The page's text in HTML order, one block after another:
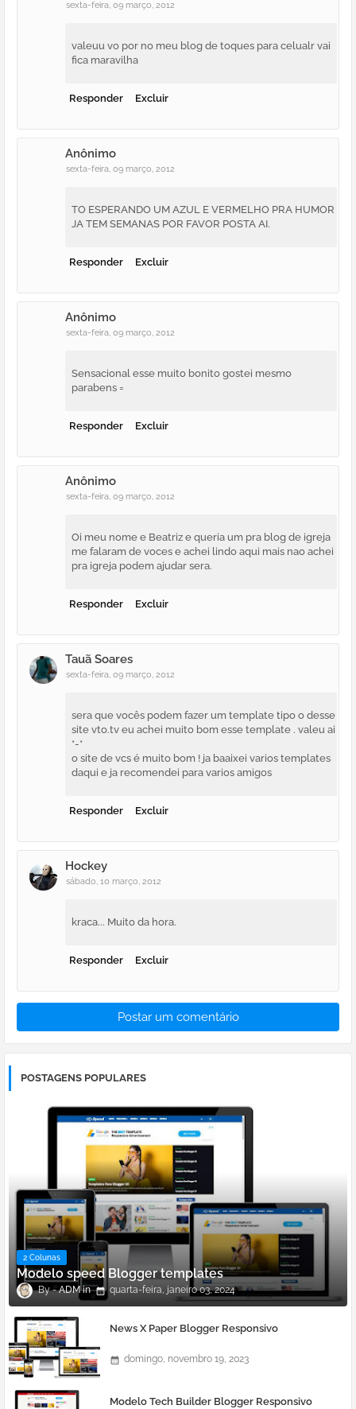
sexta-feira, 09 março, 2012
valeuu vo por no meu blog de toques para celualr vai
fica maravilha
Responder Excluir
Anônimo
sexta-feira, 09 março, 2012
TO ESPERANDO UM AZUL E VERMELHO PRA HUMOR
JA TEM SEMANAS POR FAVOR POSTA AI.
Responder Excluir
Anônimo
sexta-feira, 09 março, 2012
Sensacional esse muito bonito gostei mesmo
parabens =
Responder Excluir
Anônimo
sexta-feira, 09 março, 2012
Oi meu nome e Beatriz e queria um pra blog de igreja
me falaram de voces e achei lindo aqui mais nao achei
pra igreja podem ajudar sera.
Responder Excluir
Tauã Soares
sexta-feira, 09 março, 2012
sera que vocês podem fazer um template tipo o desse
site vto.tv eu achei muito bom esse template . valeu ai
*-*
o site de vcs é muito bom ! ja baaixei varios templates
daqui e ja recomendei para varios amigos
Responder Excluir
Hockey
sábado, 10 março, 2012
kraca... Muito da hora.
Responder Excluir
Postar um comentário
POSTAGENS POPULARES
2 Colunas
Modelo speed Blogger templates
ADM quarta-feira, janeiro 03, 2024
News X Paper Blogger Responsivo
domingo, novembro 19, 2023
Modelo Tech Builder Blogger Responsivo